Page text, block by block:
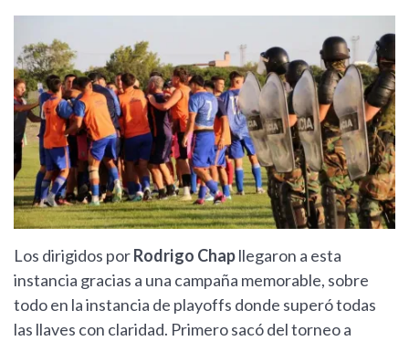
Los dirigidos porRodrigo Chapllegaron a esta
instancia gracias a una campaña memorable, sobre
todo en la instancia de playoffs donde superó todas
las llaves con claridad. Primero sacó del torneo a